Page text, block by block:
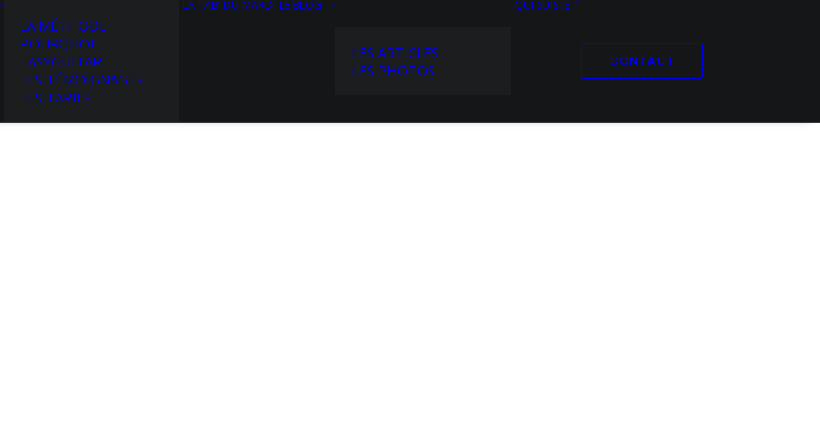
LA MÉTHODE
POURQUOI
EASYGUITAR
LES TÉMOIGNAGES
LES TARIFS
LA TAB’ DU MARDI LE BLOG
LES ARTICLES
LES PHOTOS
QUI SUIS-JE ?
CONTACT